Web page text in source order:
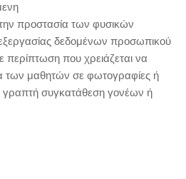
προστασία των φυσικών
δεδομένων προσωπικού
περίπτωση που χρειάζεται να
των μαθητών σε φωτογραφίες ή
γραπτή συγκατάθεση γονέων ή